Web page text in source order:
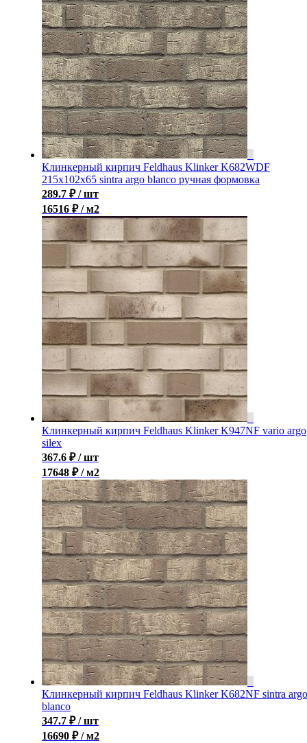
Клинкерный кирпич Feldhaus Klinker K682WDF
215x102x65 sintra argo blanco ручная формовка
289.7 ₽ / шт
16516 ₽ / м2
Клинкерный кирпич Feldhaus Klinker K947NF vario argo
silex
367.6 ₽ / шт
17648 ₽ / м2
Клинкерный кирпич Feldhaus Klinker K682NF sintra argo
blanco
347.7 ₽ / шт
16690 ₽ / м2